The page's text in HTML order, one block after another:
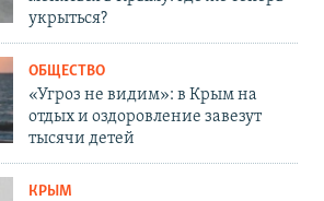
укрыться?
ОБЩЕСТВО
«Угроз не видим»: в Крым на
отдых и оздоровление завезут
тысячи детей
КРЫМ